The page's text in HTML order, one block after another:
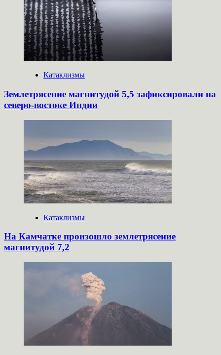
Катаклизмы
Землетрясение магнитудой 5,5 зафиксировали на
северо-востоке Индии
Катаклизмы
На Камчатке произошло землетрясение
магнитудой 7,2